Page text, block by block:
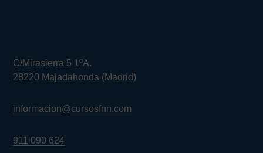
C/Mirasierra 5 1ºA.
28220 Majadahonda (Madrid)
informacion@cursosfnn.com
911 090 624